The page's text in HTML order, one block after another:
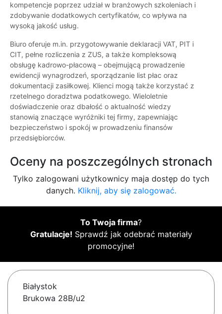
kompetencje poprzez udział w branżowych szkoleniach i
zdobywanie dodatkowych certyfikatów, co wpływa na
wysoką jakość usług.
Biuro oferuje m.in. przygotowywanie deklaracji VAT, PIT i
CIT, pełne rozliczenia z ZUS, a także kompleksową
obsługę kadrowo-płacową – obejmującą prowadzenie
ewidencji wynagrodzeń, sporządzanie list płac oraz
dokumentacji zasiłkowej. Klienci mogą także korzystać z
rzetelnego doradztwa podatkowego. Wieloletnie
doświadczenie oraz dbałość o aktualność wiedzy
stanowią znaczące wyróżniki tej firmy, zapewniając
bezpieczeństwo i spokój w prowadzeniu finansów
przedsiębiorców.
Oceny na poszczególnych stronach
Tylko zalogowani użytkownicy maja dostęp do tych
danych. Kliknij, aby się zalogować.
To Twoja firma?
Gratulacje! Sprawdź jak odebrać materiały
promocyjne!
Białystok
Brukowa 28B/u2